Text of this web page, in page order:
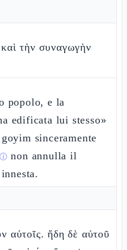
τὴν συναγωγὴν
popolo, e la
edificata lui stesso»
sinceramente
ⓘ non annulla il
αὐτοῖς. ἤδη δὲ αὐτοῦ